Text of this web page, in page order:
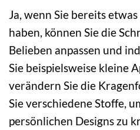
Ja, wenn Sie bereits
haben, können Sie die
Belieben anpassen und
Sie beispielsweise kleine
verändern Sie die
Sie verschiedene Stoffe,
persönlichen Designs zu